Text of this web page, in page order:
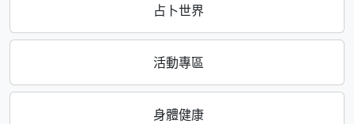
占卜世界
活動專區
身體健康